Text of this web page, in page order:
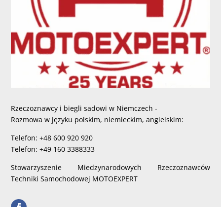
Rzeczoznawcy i biegli sadowi w Niemczech -
Rozmowa w języku polskim, niemieckim, angielskim:
Telefon: +48 600 920 920
Telefon: +49 160 3388333
Stowarzyszenie Miedzynarodowych Rzeczoznawców
Techniki Samochodowej MOTOEXPERT